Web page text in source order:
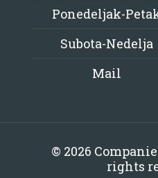
Ponedeljak-
Subota-Nedelja
Mail
© 2026
rights